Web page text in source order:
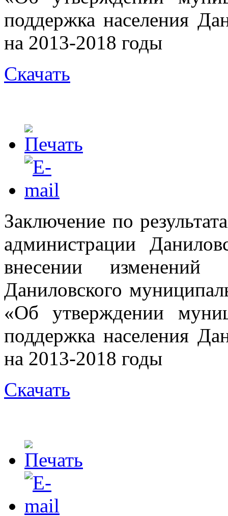
поддержка населения
на 2013-2018 годы
Скачать
Заключение по
администрации
внесении изменений
Даниловского
«Об утверждении
поддержка населения
на 2013-2018 годы
Скачать